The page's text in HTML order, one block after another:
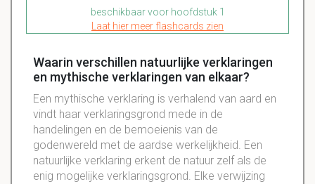
beschikbaar voor hoofdstuk 1
Laat hier meer flashcards zien
Waarin verschillen natuurlijke verklaringen
en mythische verklaringen van elkaar?
Een mythische verklaring is verhalend van aard en
vindt haar verklaringsgrond mede in de
handelingen en de bemoeienis van de
godenwereld met de aardse werkelijkheid. Een
natuurlijke verklaring erkent de natuur zelf als de
enig mogelijke verklaringsgrond. Elke verwijzing